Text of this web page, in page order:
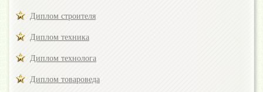
Диплом строителя
Диплом техника
Диплом технолога
Диплом товароведа